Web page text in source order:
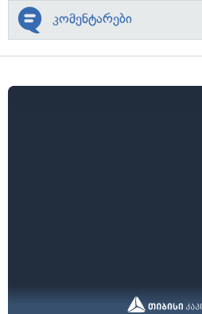
კომენტარები